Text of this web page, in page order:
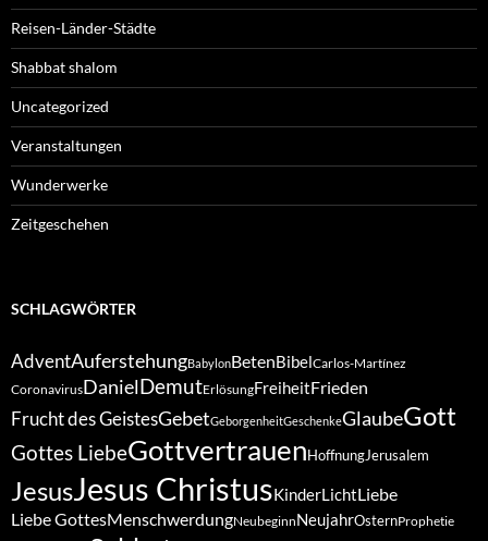
Reisen-Länder-Städte
Shabbat shalom
Uncategorized
Veranstaltungen
Wunderwerke
Zeitgeschehen
SCHLAGWÖRTER
AdventAuferstehungBabylonBetenBibelCarlos-Martínez
CoronavirusDanielDemutErlösungFreiheitFrieden
Frucht des GeistesGebetGeborgenheitGeschenkeGlaubeGott
Gottes LiebeGottvertrauenHoffnungJerusalem
JesusJesus ChristusKinderLichtLiebe
Liebe GottesMenschwerdungNeubeginnNeujahrOsternProphetie